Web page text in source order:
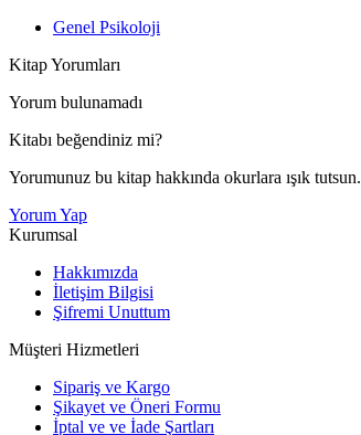
Genel Psikoloji
Kitap Yorumları
Yorum bulunamadı
Kitabı beğendiniz mi?
Yorumunuz bu kitap hakkında okurlara ışık tutsun.
Yorum Yap
Kurumsal
Hakkımızda
İletişim Bilgisi
Şifremi Unuttum
Müşteri Hizmetleri
Sipariş ve Kargo
Şikayet ve Öneri Formu
İptal ve ve İade Şartları